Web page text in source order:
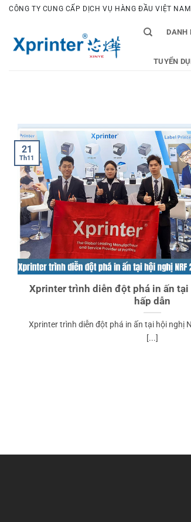
Bỏ
dung
CÔNG TY CUNG CẤP DỊCH VỤ HÀNG ĐẦU VIỆT
DANH
TUYỂN
Xprinter trình diễn đột phá in ấn tại
hấp dẫn
Xprinter trình diễn đột phá in ấn tại hội nghị
[...]
21
Th11